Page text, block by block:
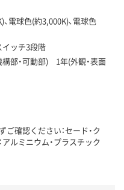
電球色(約3,000K)、電球色
イッチ3段階
部・可動部) 1年(外観・表面
確認ください：セード・ク
アルミニウム・プラスチック